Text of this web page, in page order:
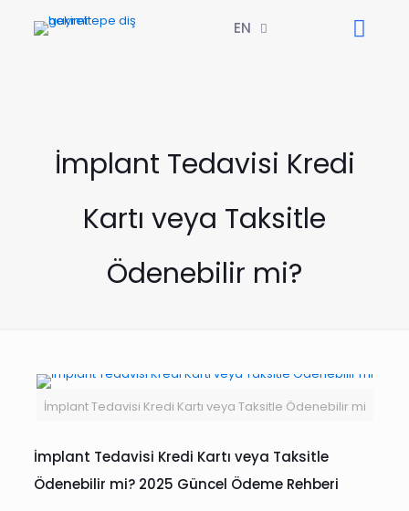
EN
İmplant Tedavisi Kredi
Kartı veya Taksitle
Ödenebilir mi?
İmplant Tedavisi Kredi Kartı veya Taksitle Ödenebilir mi
İmplant Tedavisi Kredi Kartı veya Taksitle
Ödenebilir mi? 2025 Güncel Ödeme Rehberi